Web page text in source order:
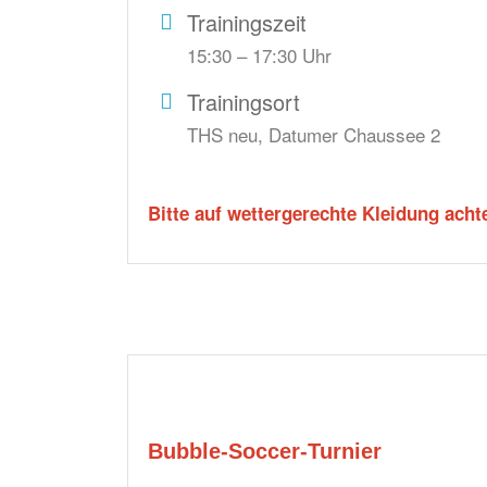
Trainingszeit
15:30 – 17:30 Uhr
Trainingsort
THS neu, Datumer Chaussee 2
Bitte auf wettergerechte Kleidung
Bubble-Soccer-Turnier